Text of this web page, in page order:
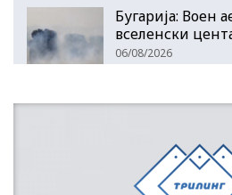
Бугарија: Воен
вселенски
06/08/2026